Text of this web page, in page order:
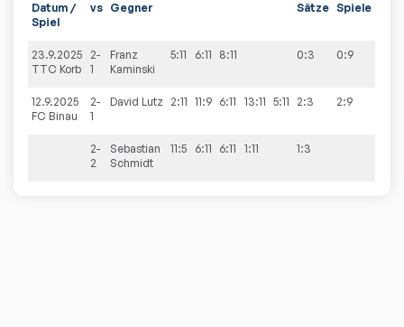
Datum /
Spiel
vs Gegner Sätze Spiele
23.9.2025
TTC Korb
2-
1
Franz
Kaminski
5:11 6:11 8:11 0:3 0:9
12.9.2025
FC Binau
2-
1
David Lutz 2:11 11:9 6:11 13:11 5:11 2:3 2:9
2-
2
Sebastian
Schmidt
11:5 6:11 6:11 1:11 1:3